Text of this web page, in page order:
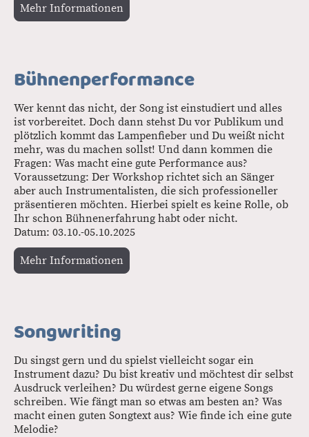
Mehr Informationen
Bühnenperformance
Wer kennt das nicht, der Song ist einstudiert und alles
ist vorbereitet. Doch dann stehst Du vor Publikum und
plötzlich kommt das Lampenfieber und Du weißt nicht
mehr, was du machen sollst! Und dann kommen die
Fragen: Was macht eine gute Performance aus?
Voraussetzung: Der Workshop richtet sich an Sänger
aber auch Instrumentalisten, die sich professioneller
präsentieren möchten. Hierbei spielt es keine Rolle, ob
Ihr schon Bühnenerfahrung habt oder nicht.
Datum: 03.10.-05.10.2025
Mehr Informationen
Songwriting
Du singst gern und du spielst vielleicht sogar ein
Instrument dazu? Du bist kreativ und möchtest dir selbst
Ausdruck verleihen? Du würdest gerne eigene Songs
schreiben. Wie fängt man so etwas am besten an? Was
macht einen guten Songtext aus? Wie finde ich eine gute
Melodie?